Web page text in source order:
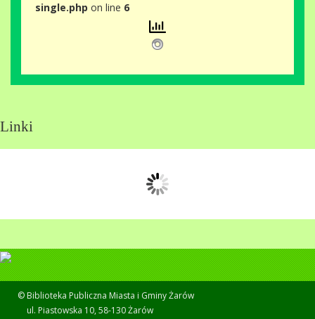
single.php on line 6
Linki
© Biblioteka Publiczna Miasta i Gminy Żarów
ul. Piastowska 10, 58-130 Żarów